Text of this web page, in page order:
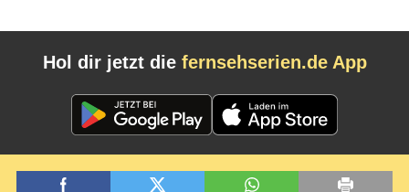
Hol dir jetzt die fernsehserien.de App